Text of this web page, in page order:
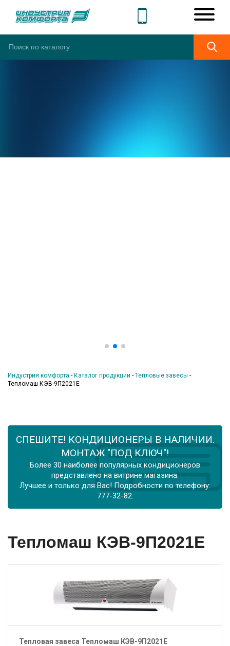
Индустрия комфорта - Каталог продукции - Тепловые завесы -
Тепломаш КЭВ-9П2021Е
СПЕШИТЕ! КОНДИЦИОНЕРЫ В НАЛИЧИИ.
МОНТАЖ "ПОД КЛЮЧ"!
Более 30 наиболее популярных кондиционеров
представлено на витрине магазина.
Лучшее и только для Вас! Подробности по телефону:
777-32-82.
Тепломаш КЭВ-9П2021Е
Тепловая завеса Тепломаш КЭВ-9П2021Е